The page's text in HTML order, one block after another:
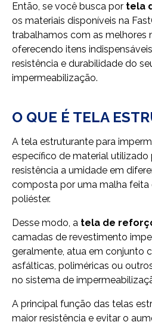
Então, se você busca por tela
os materiais disponíveis na
trabalhamos com as melhores
oferecendo itens
resistência e durabilidade do
impermeabilização.
O QUE É TELA
A tela estruturante para
específico de material utilizado
resistência a umidade em
composta por uma malha feita
poliéster.
Desse modo, a tela de
camadas de revestimento
geralmente, atua em conjunto
asfálticas, poliméricas ou
no sistema de
A principal função das telas
maior resistência e evitar o